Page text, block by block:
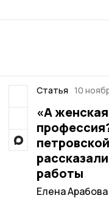
Статья 10
«А
работы
Елена